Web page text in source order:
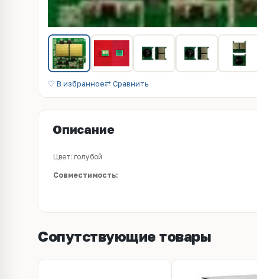
♡ В избранное⇄ Сравнить
Описание
Цвет: голубой
Совместимость:
Сопутствующие товары